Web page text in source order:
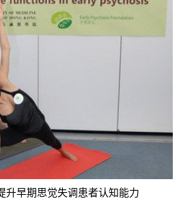
升早期思觉失调患者认知能力